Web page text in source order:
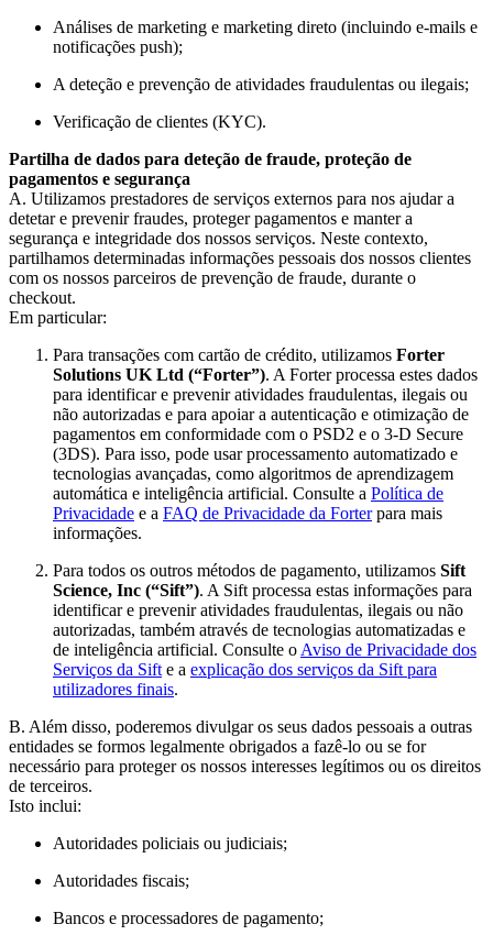
Análises de marketing e marketing direto (incluindo e-mails e
notificações push);
A deteção e prevenção de atividades fraudulentas ou ilegais;
Verificação de clientes (KYC).
Partilha de dados para deteção de fraude, proteção de
pagamentos e segurança
A. Utilizamos prestadores de serviços externos para nos ajudar a
detetar e prevenir fraudes, proteger pagamentos e manter a
segurança e integridade dos nossos serviços. Neste contexto,
partilhamos determinadas informações pessoais dos nossos clientes
com os nossos parceiros de prevenção de fraude, durante o
checkout.
Em particular:
Para transações com cartão de crédito, utilizamos Forter
Solutions UK Ltd (“Forter”). A Forter processa estes dados
para identificar e prevenir atividades fraudulentas, ilegais ou
não autorizadas e para apoiar a autenticação e otimização de
pagamentos em conformidade com o PSD2 e o 3-D Secure
(3DS). Para isso, pode usar processamento automatizado e
tecnologias avançadas, como algoritmos de aprendizagem
automática e inteligência artificial. Consulte a Política de
Privacidade e a FAQ de Privacidade da Forterpara mais
informações.
Para todos os outros métodos de pagamento, utilizamos Sift
Science, Inc (“Sift”). A Sift processa estas informações para
identificar e prevenir atividades fraudulentas, ilegais ou não
autorizadas, também através de tecnologias automatizadas e
de inteligência artificial. Consulte o Aviso de Privacidade dos
Serviços da Sift e a explicação dos serviços da Sift para
utilizadores finais.
B. Além disso, poderemos divulgar os seus dados pessoais a outras
entidades se formos legalmente obrigados a fazê-lo ou se for
necessário para proteger os nossos interesses legítimos ou os direitos
de terceiros.
Isto inclui:
Autoridades policiais ou judiciais;
Autoridades fiscais;
Bancos e processadores de pagamento;